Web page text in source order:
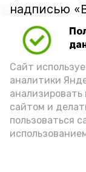
Сайт
аналитики
сайтом и
пользоваться
надписью